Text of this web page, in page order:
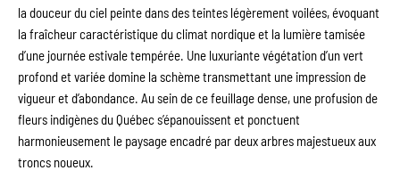
la douceur du ciel peinte dans des teintes légèrement voilées, évoquant
la fraîcheur caractéristique du climat nordique et la lumière tamisée
d’une journée estivale tempérée. Une luxuriante végétation d’un vert
profond et variée domine la schème transmettant une impression de
vigueur et d’abondance. Au sein de ce feuillage dense, une profusion de
fleurs indigènes du Québec s’épanouissent et ponctuent
harmonieusement le paysage encadré par deux arbres majestueux aux
troncs noueux.